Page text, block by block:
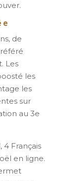
de
Les
les
les
sur
au 3e
4 Français
en ligne.